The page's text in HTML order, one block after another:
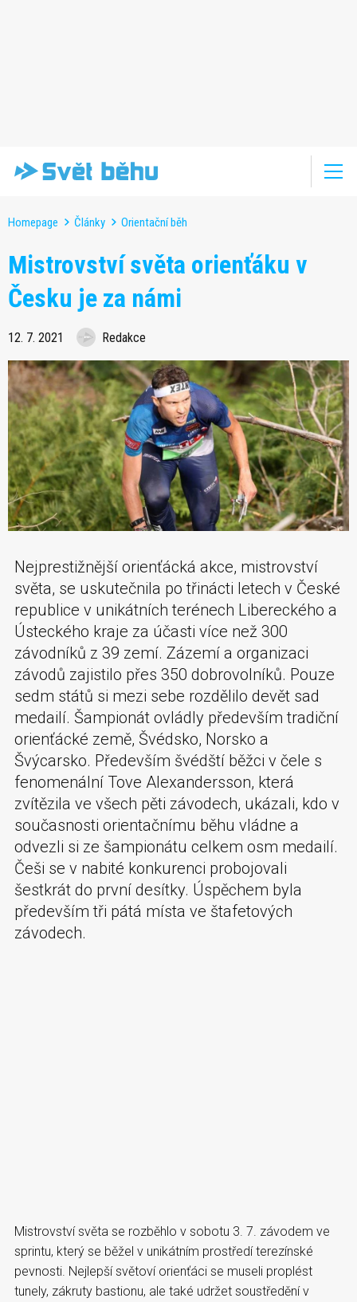
Homepage Články Orientační běh
Mistrovství světa orienťáku v
Česku je za námi
12. 7. 2021 Redakce
Nejprestižnější orienťácká akce, mistrovství
světa, se uskutečnila po třinácti letech v České
republice v unikátních terénech Libereckého a
Ústeckého kraje za účasti více než 300
závodníků z 39 zemí. Zázemí a organizaci
závodů zajistilo přes 350 dobrovolníků. Pouze
sedm států si mezi sebe rozdělilo devět sad
medailí. Šampionát ovládly především tradiční
orienťácké země, Švédsko, Norsko a
Švýcarsko. Především švédští běžci v čele s
fenomenální Tove Alexandersson, která
zvítězila ve všech pěti závodech, ukázali, kdo v
současnosti orientačnímu běhu vládne a
odvezli si ze šampionátu celkem osm medailí.
Češi se v nabité konkurenci probojovali
šestkrát do první desítky. Úspěchem byla
především tři pátá místa ve štafetových
závodech.
Mistrovství světa se rozběhlo v sobotu 3. 7. závodem ve
sprintu, který se běžel v unikátním prostředí terezínské
pevnosti. Nejlepší světoví orienťáci se museli proplést
tunely, zákruty bastionu, ale také udržet soustředění v